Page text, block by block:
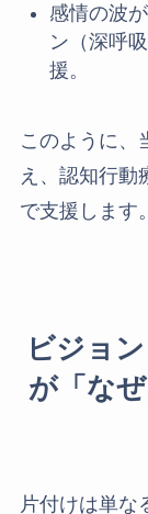
感情の波
ン（深呼
援。
このように、
え、認知行動
で支援します。
ビジョ
が「な
片付けは単な